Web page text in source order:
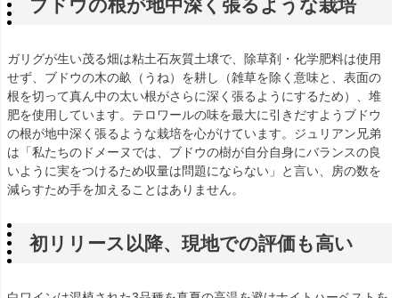
ブドウの根が地中深く張るような栽培
ガリグが生い茂る畑は粘土石灰質土壌で、除草剤・化学肥料は使用
せず、ブドウの木の畝（うね）を耕し（雑草を除く意味と、表面の
根を切って真ん中の太い根がさらに深く張るようにするため）、堆
肥を使用しています。テロワールの味を最大に引きだすようブドウ
の根が地中深く張るような栽培を心がけています。ジュリアン兄弟
は「私たちのドメーヌでは、ブドウの樹が自分自身にバランスの良
いように実をつけるため収量は問題にならない」と言い、房の数を
減らすため手を加えることはありません。
初リリース以降、現地での評価も高い